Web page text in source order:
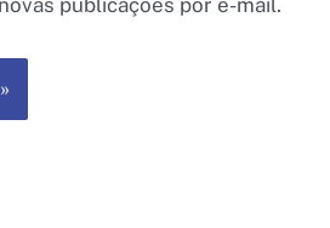
publicações por e-mail.